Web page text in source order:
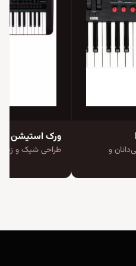
و
ورک استیشن Korg Kross
طراحی شیک و زیبا